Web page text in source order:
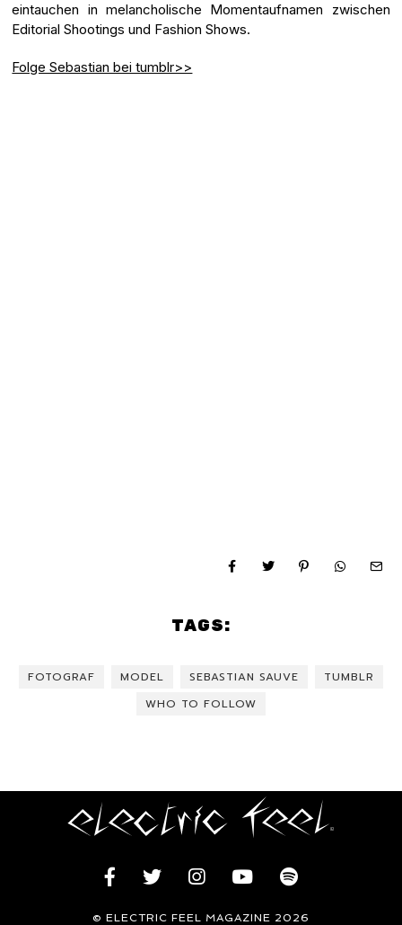
eintauchen in melancholische Momentaufnamen zwischen
Editorial Shootings und Fashion Shows.
Folge Sebastian bei tumblr>>
TAGS:
FOTOGRAF MODEL SEBASTIAN SAUVE
TUMBLR
WHO TO FOLLOW
© ELECTRIC FEEL MAGAZINE 2026